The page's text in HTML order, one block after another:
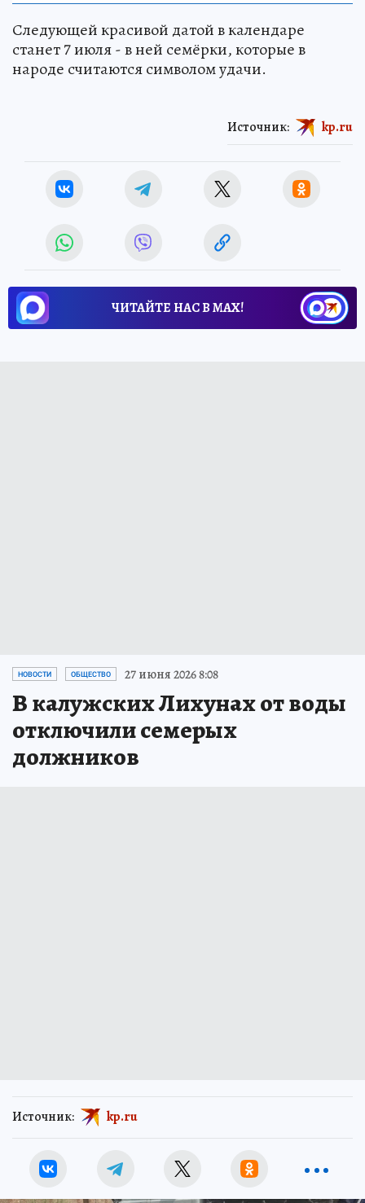
Следующей красивой датой в календаре
станет 7 июля - в ней семёрки, которые в
народе считаются символом удачи.
Источник: kp.ru
ЧИТАЙТЕ НАС В МАХ!
НОВОСТИ ОБЩЕСТВО 27 июня 2026 8:08
В калужских Лихунах от воды
отключили семерых
должников
Источник: kp.ru